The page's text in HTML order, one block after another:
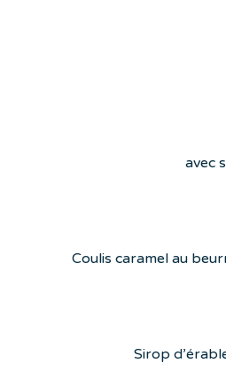
avec
Coulis caramel au
Sirop